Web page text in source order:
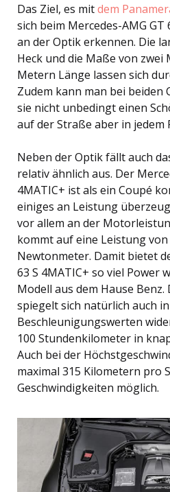
Das Ziel, es mitdem
sich beim Mercedes-AMG GT
an der Optik erkennen. Die
Heck und die Maße von
Metern Länge lassen sich
Zudem kann man bei beiden
sie nicht unbedingt einen
auf der Straße aber in jedem
Neben der Optik fällt auch
relativ ähnlich aus. Der
4MATIC+ ist als ein Coupé
einiges an Leistung
vor allem an der
kommt auf eine Leistung von
Newtonmeter. Damit bietet
63 S 4MATIC+ so viel Power
Modell aus dem Hause
spiegelt sich natürlich auch
Beschleunigungswerten
100 Stundenkilometer in
Auch bei der
maximal 315 Kilometern pro
Geschwindigkeiten möglich.